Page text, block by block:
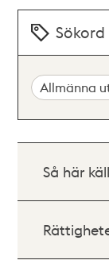
Sökord
Allmänna
Så här